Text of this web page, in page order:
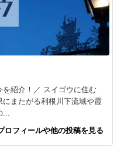
紹介！／ スイゴウに住む
またがる利根川下流域や霞
...
ロフィールや他の投稿を見る